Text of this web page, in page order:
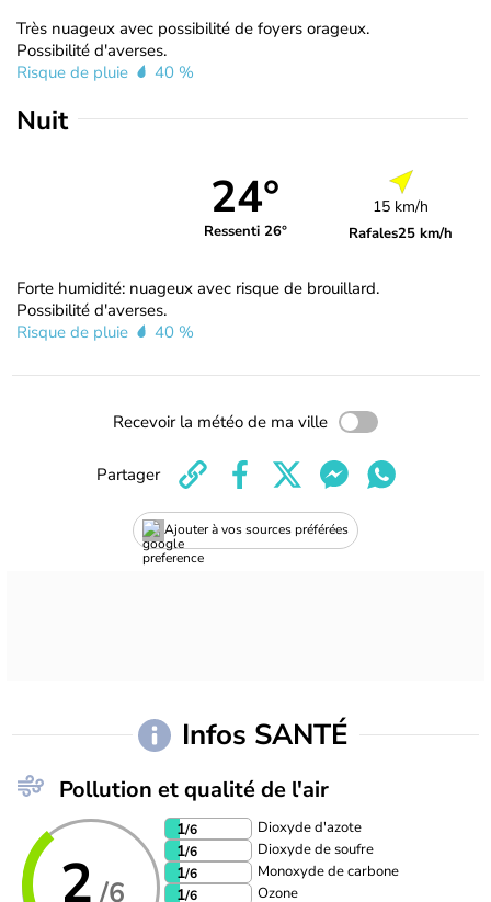
Très nuageux avec possibilité de foyers orageux.
Possibilité d'averses.
Risque de pluie
40 %
Nuit
24°
Ressenti 26°
15 km/h
Rafales25 km/h
Forte humidité: nuageux avec risque de brouillard.
Possibilité d'averses.
Risque de pluie
40 %
Recevoir la météo de ma ville
Ajouter à vos sources préférées
Partager
Infos SANTÉ
Pollution et qualité de l'air
2 /6
1/6 Dioxyde d'azote
1/6 Dioxyde de soufre
1/6 Monoxyde de carbone
1/6 Ozone